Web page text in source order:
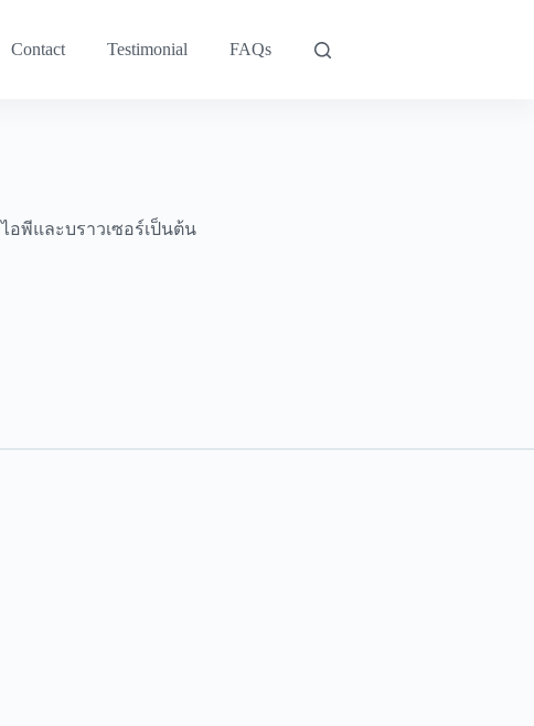
Contact Testimonial FAQs
อพีและบราวเซอร์เป็นต้น